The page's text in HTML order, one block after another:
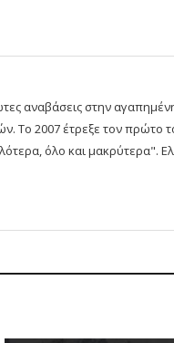
αναβάσεις στην
Το 2007 έτρεξε τον πρώτο
όλο και μακρύτερα".